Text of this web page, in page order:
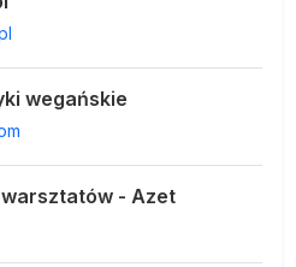
wegańskie
- Azet